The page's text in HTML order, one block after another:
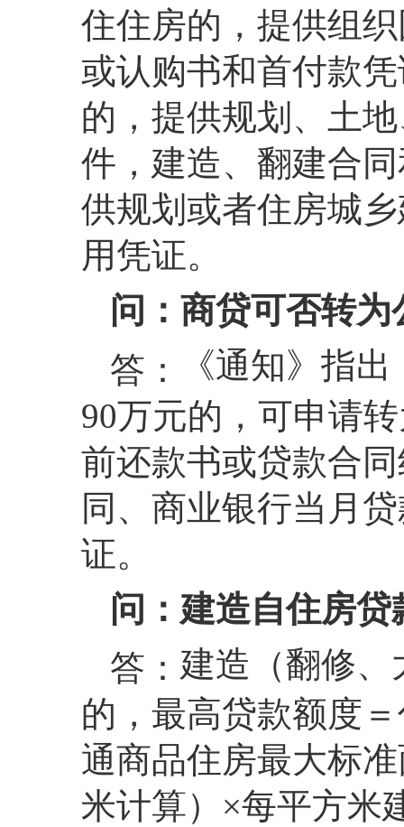
住住房的，提供组
或认购书和首付款
的，提供规划、土
件，建造、翻建合
供规划或者住房城
用凭证。
问：商贷可否转
答：
《通知》指
90万元的，可申请
前还款书或贷款合
同、商业银行当月
证。
问：建造自住房
答：建造（翻修
的，最高贷款额度
通商品住房最大标
米计算）×每平方米